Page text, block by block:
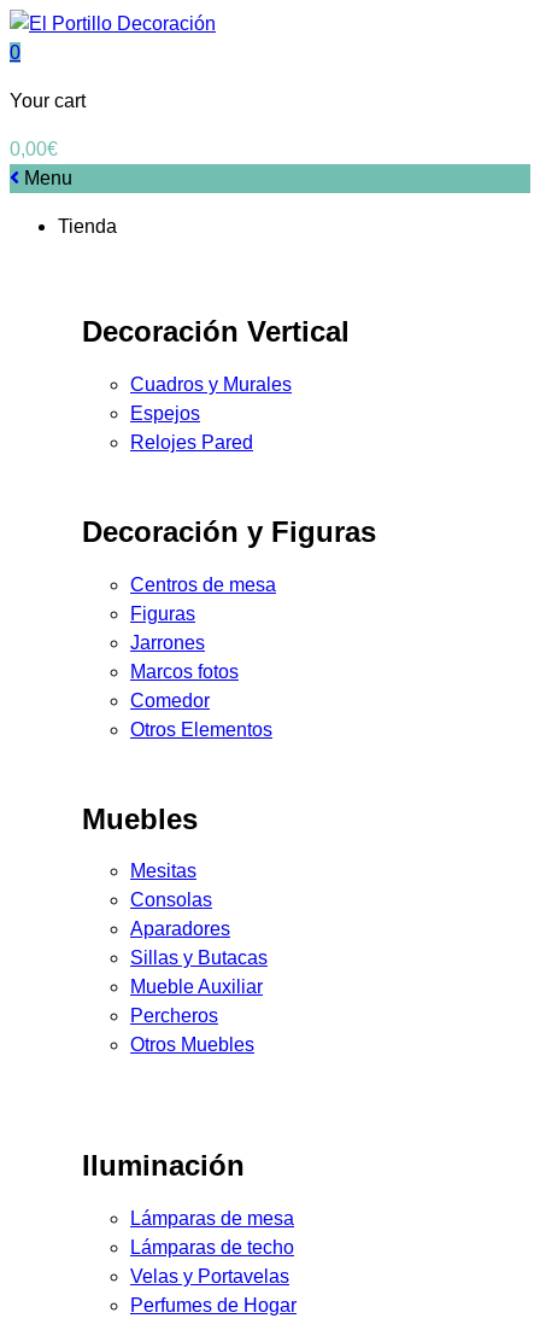
0
Your cart
0,00€
Menu
Tienda
Decoración Vertical
Cuadros y Murales
Espejos
Relojes Pared
Decoración y Figuras
Centros de mesa
Figuras
Jarrones
Marcos fotos
Comedor
Otros Elementos
Muebles
Mesitas
Consolas
Aparadores
Sillas y Butacas
Mueble Auxiliar
Percheros
Otros Muebles
Iluminación
Lámparas de mesa
Lámparas de techo
Velas y Portavelas
Perfumes de Hogar